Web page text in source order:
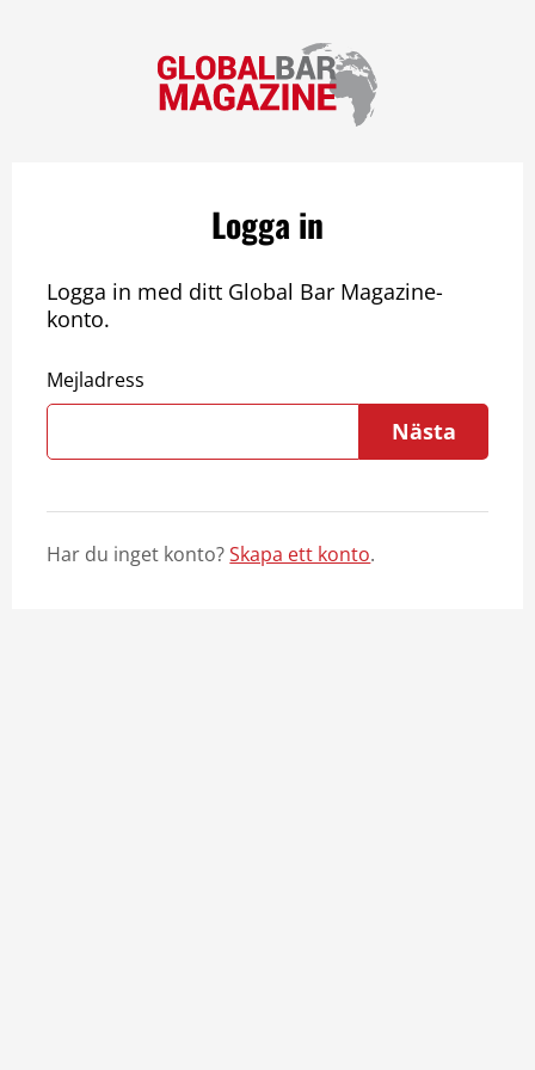
Logga in
Logga in med ditt Global Bar Magazine-
konto.
Mejladress
Nästa
Har du inget konto?Skapa ett konto.